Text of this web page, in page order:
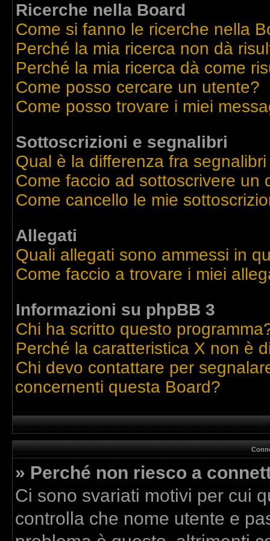
Ricerche nella Board
Come si fanno le ricerche nella
Perché la mia ricerca non dà
Perché la mia ricerca dà come
Come posso cercare un utente?
Come posso trovare i miei
Sottoscrizioni e segnalibri
Qual è la differenza fra
Come faccio ad sottoscrivere un
Come cancello le mie
Allegati
Quali allegati sono ammessi in
Come faccio a trovare i miei
Informazioni su phpBB 3
Chi ha scritto questo
Perché la caratteristica X non è
Chi devo contattare per
concernenti questa Board?
» Perché non riesco a
Ci sono svariati motivi per cui
controlla che nome utente e